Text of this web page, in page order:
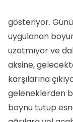
gösteriyor.
uygulanan
uzatmıyor ve
aksine,
karşılarına
geleneklerden
boynu tutup